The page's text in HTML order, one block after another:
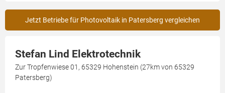
Jetzt Betriebe für Photovoltaik in Patersberg vergleichen
Stefan Lind Elektrotechnik
Zur Tropfenwiese 01, 65329 Hohenstein (27km von 65329
Patersberg)